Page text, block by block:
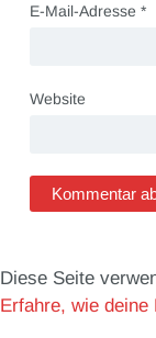
E-Mail-Adresse *
Website
Diese Seite
Erfahre, wie deine